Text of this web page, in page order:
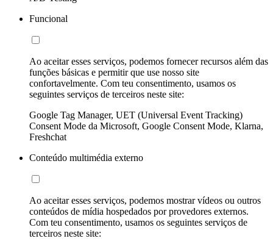
Funcional
Ao aceitar esses serviços, podemos fornecer recursos além das
funções básicas e permitir que use nosso site
confortavelmente. Com teu consentimento, usamos os
seguintes serviços de terceiros neste site:
Google Tag Manager, UET (Universal Event Tracking)
Consent Mode da Microsoft, Google Consent Mode, Klarna,
Freshchat
Conteúdo multimédia externo
Ao aceitar esses serviços, podemos mostrar vídeos ou outros
conteúdos de mídia hospedados por provedores externos.
Com teu consentimento, usamos os seguintes serviços de
terceiros neste site: